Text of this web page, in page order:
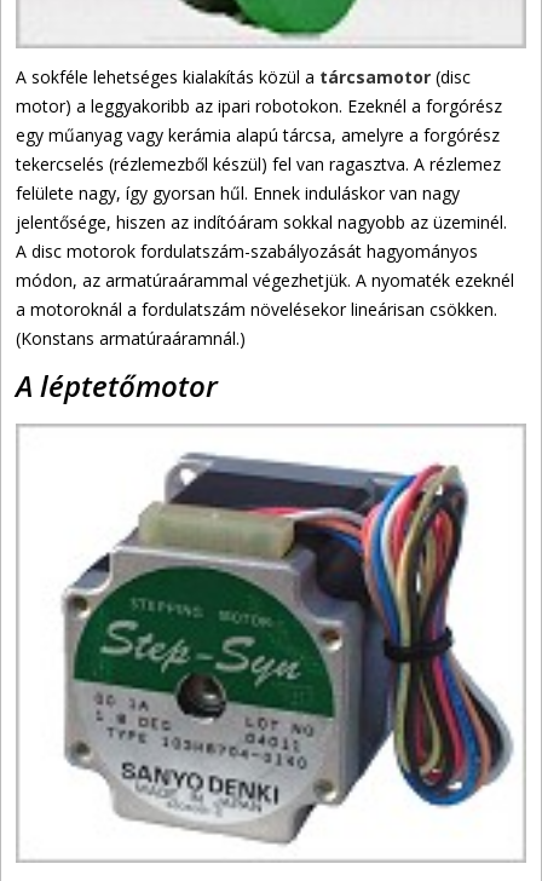
A sokféle lehetséges kialakítás közül a tárcsamotor (disc
motor) a leggyakoribb az ipari robotokon. Ezeknél a forgórész
egy műanyag vagy kerámia alapú tárcsa, amelyre a forgórész
tekercselés (rézlemezből készül) fel van ragasztva. A rézlemez
felülete nagy, így gyorsan hűl. Ennek induláskor van nagy
jelentősége, hiszen az indítóáram sokkal nagyobb az üzeminél.
A disc motorok fordulatszám-szabályozását hagyományos
módon, az armatúraárammal végezhetjük. A nyomaték ezeknél
a motoroknál a fordulatszám növelésekor lineárisan csökken.
(Konstans armatúraáramnál.)
A léptetőmotor